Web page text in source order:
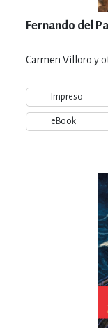
Fernando del
Carmen Villoro y
Impreso
eBook